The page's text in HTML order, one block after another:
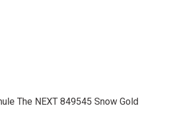
The NEXT 849545 Snow Gold